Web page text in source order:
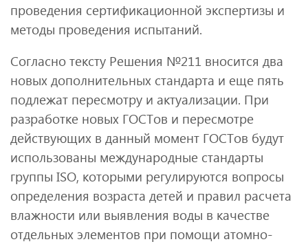
проведения сертификационной экспертизы и
методы проведения испытаний.
Согласно тексту Решения №211 вносится два
новых дополнительных стандарта и еще пять
подлежат пересмотру и актуализации. При
разработке новых ГОСТов и пересмотре
действующих в данный момент ГОСТов будут
использованы международные стандарты
группы ISO, которыми регулируются вопросы
определения возраста детей и правил расчета
влажности или выявления воды в качестве
отдельных элементов при помощи атомно-